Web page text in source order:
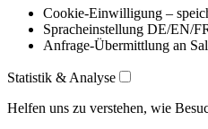
Cookie-Einwilligung –
Spracheinstellung DE/EN/
Anfrage-Übermittlung an
Statistik & Analyse
Helfen uns zu verstehen, wie